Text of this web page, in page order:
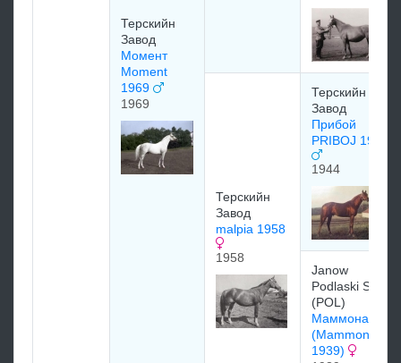
Терскийн
Завод
Момент
Moment
1969
1969
Терскийн
Завод
malpia 1958
1958
Терскийн
Завод
Прибой
PRIBOJ 1944
1944
Janow
Podlaski Stud
(POL)
Маммона
(Mammona
1939)